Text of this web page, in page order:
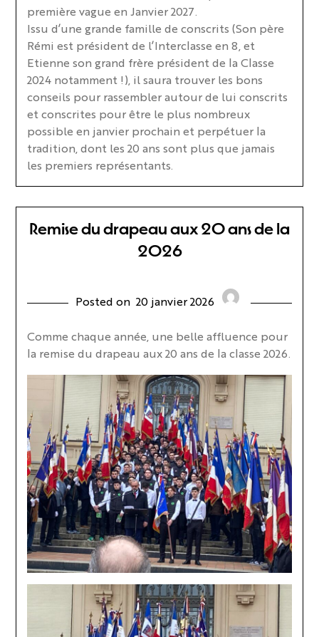
première vague en Janvier 2027.
Issu d’une grande famille de conscrits (Son père
Rémi est président de l’Interclasse en 8, et
Etienne son grand frère président de la Classe
2024 notamment !), il saura trouver les bons
conseils pour rassembler autour de lui conscrits
et conscrites pour être le plus nombreux
possible en janvier prochain et perpétuer la
tradition, dont les 20 ans sont plus que jamais
les premiers représentants.
Remise du drapeau aux 20 ans de la
2026
Posted on 20 janvier 2026
Comme chaque année, une belle affluence pour
la remise du drapeau aux 20 ans de la classe 2026.